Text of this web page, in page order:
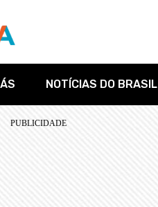
NOTÍCIAS DO BRASIL